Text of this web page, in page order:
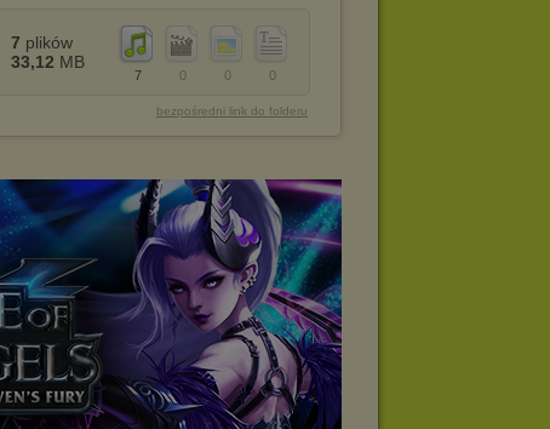
0
0
0
7
7 plików
33,12 MB
bezpośredni link do folderu